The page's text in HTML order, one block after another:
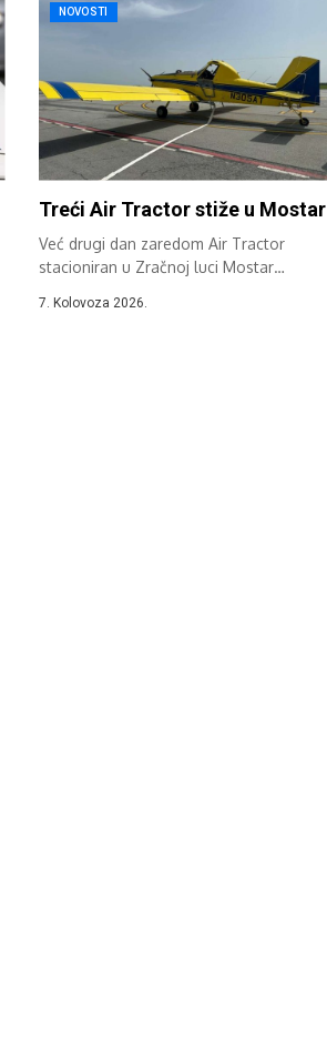
NOVOSTI
Treći Air Tractor stiže u Mostar
Već drugi dan zaredom Air Tractor
stacioniran u Zračnoj luci Mostar
7. Kolovoza 2026.